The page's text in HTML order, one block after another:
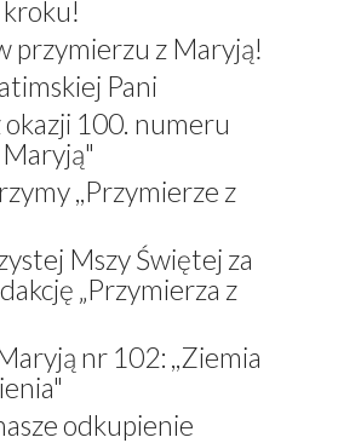
kroku!
przymierzu z Maryją!
Pani
okazji 100. numeru
,,Przymierze z
Mszy Świętej za
„Przymierza z
nr 102: ,,Ziemia
odkupienie